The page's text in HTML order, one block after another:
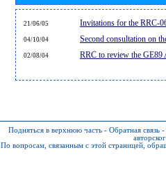
21/06/05 Invitations for the RRC-
04/10/04 Second consultation on
02/08/04 RRC to review the GE89
Подняться в верхнюю часть - Обратная связь -
По вопросам, связанным с этой страницей,